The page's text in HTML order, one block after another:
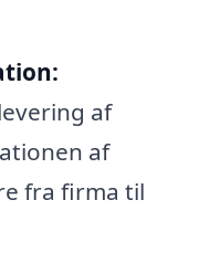
af
af
fra firma til